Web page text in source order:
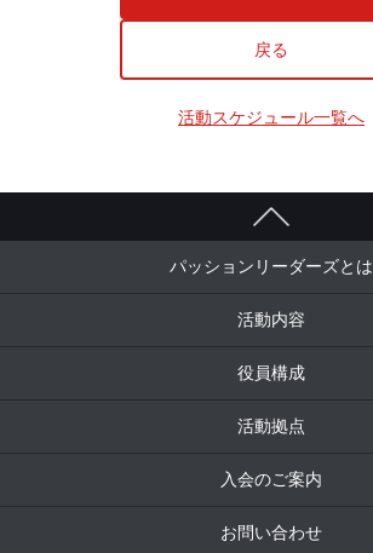
戻る
活動スケジュール一覧へ
パッションリーダーズとは
活動内容
役員構成
活動拠点
入会のご案内
お問い合わせ